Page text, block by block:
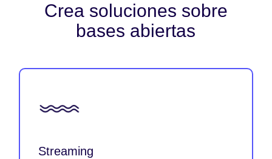
Crea soluciones sobre
bases abiertas
Streaming